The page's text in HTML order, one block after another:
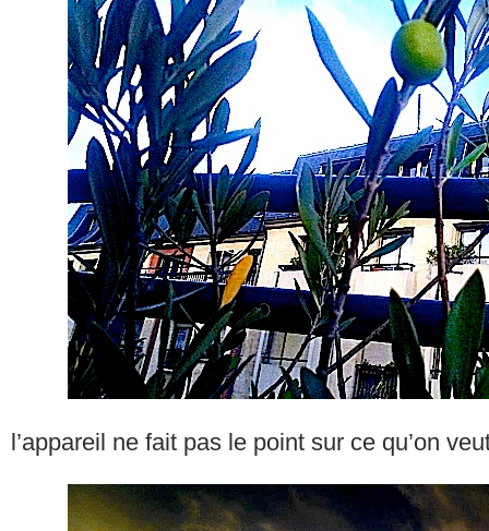
l’appareil ne fait pas le point sur ce qu’on